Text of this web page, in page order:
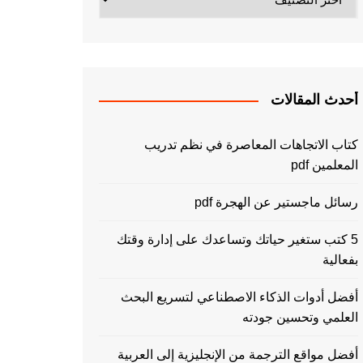
أحدث المقالات
كتاب الاتجاهات المعاصرة في نظم تدريب
المعلمين pdf
رسائل ماجستير عن الهجرة pdf
5 كتب ستغير حياتك وتساعدك على إدارة وقتك
بفعالية
أفضل أدوات الذكاء الاصطناعي لتسريع البحث
العلمي وتحسين جودته
أفضل مواقع الترجمة من الإنجليزية إلى العربية